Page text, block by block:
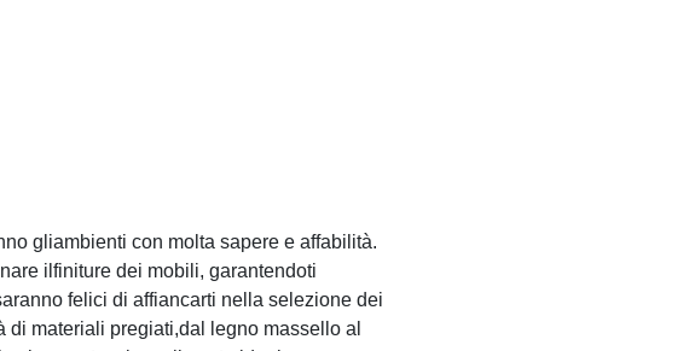
gliambienti con molta sapere e affabilità.
ilfiniture dei mobili, garantendoti
felici di affiancarti nella selezione dei
materiali pregiati,dal legno massello al